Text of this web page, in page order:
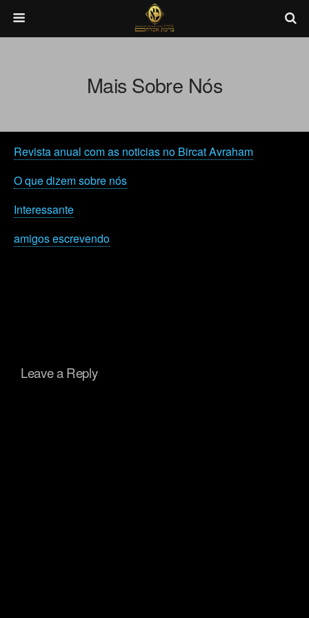
Mais Sobre Nós
Revista anual com as noticias no Bircat Avraham
O que dizem sobre nós
Interessante
amigos escrevendo
Leave a Reply